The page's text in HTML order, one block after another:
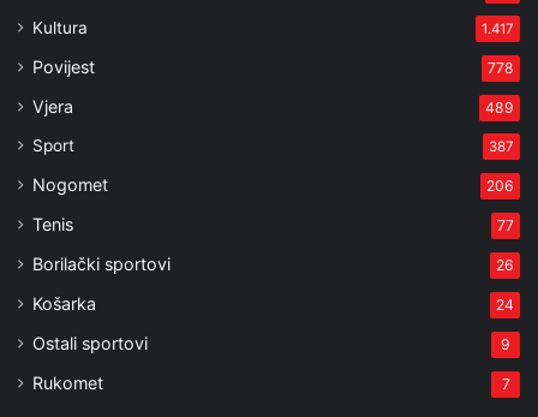
Kultura 1.417
Povijest 778
Vjera 489
Sport 387
Nogomet 206
Tenis 77
Borilački sportovi 26
Košarka 24
Ostali sportovi 9
Rukomet 7